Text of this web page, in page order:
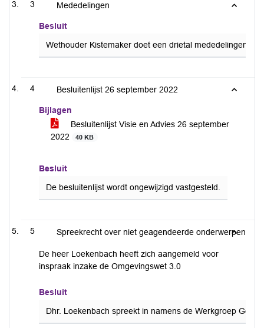
3 Mededelingen
Besluit
Wethouder Kistemaker doet een drietal mededelingen
4 Besluitenlijst 26 september 2022
Bijlagen
Besluitenlijst Visie en Advies 26 september
2022
40 KB
Besluit
De besluitenlijst wordt ongewijzigd vastgesteld.
5 Spreekrecht over niet geagendeerde onderwerpen
De heer Loekenbach heeft zich aangemeld voor
inspraak inzake de Omgevingswet 3.0
Besluit
Dhr. Loekenbach spreekt in namens de Werkgroep